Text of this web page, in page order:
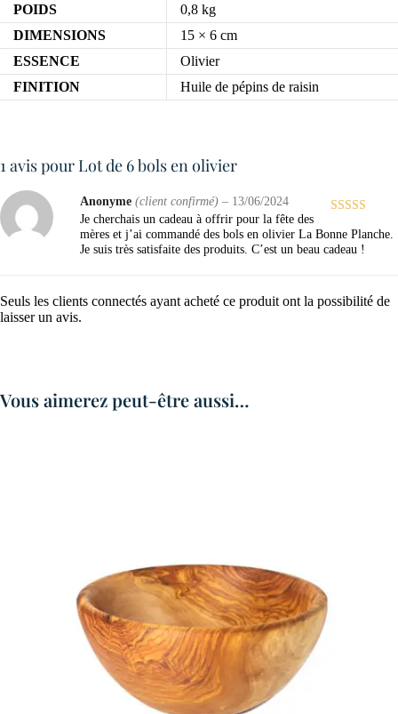
POIDS
0,8 kg
DIMENSIONS
15 × 6 cm
ESSENCE
Olivier
FINITION
Huile de pépins de raisin
1 avis pour Lot de 6 bols en olivier
5
Anonyme (client confirmé) – 13/06/2024
Je cherchais un cadeau à offrir pour la fête des
mères et j’ai commandé des bols en olivier La Bonne Planche.
Je suis très satisfaite des produits. C’est un beau cadeau !
Seuls les clients connectés ayant acheté ce produit ont la possibilité de
laisser un avis.
Vous aimerez peut-être aussi…